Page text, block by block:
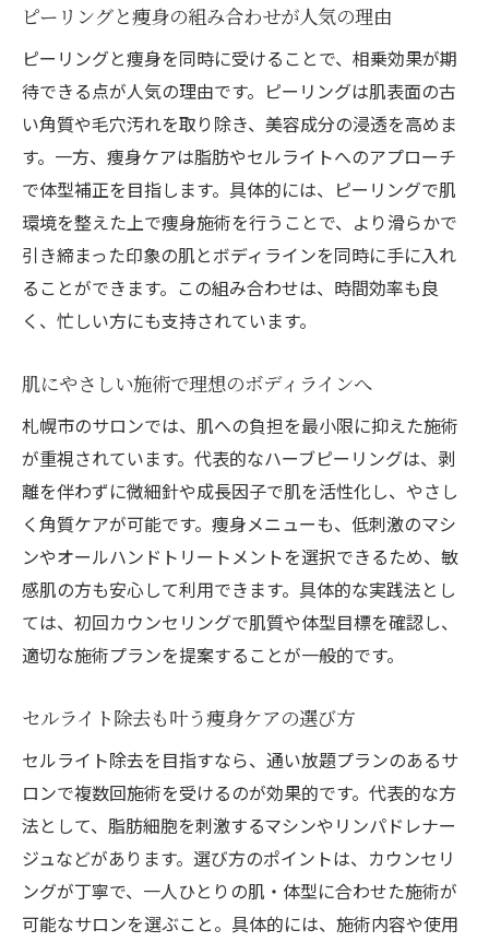
ピーリングと痩身の組み合わせが人気の理由
ピーリングと痩身を同時に受けることで、相乗効果が期
待できる点が人気の理由です。ピーリングは肌表面の古
い角質や毛穴汚れを取り除き、美容成分の浸透を高めま
す。一方、痩身ケアは脂肪やセルライトへのアプローチ
で体型補正を目指します。具体的には、ピーリングで肌
環境を整えた上で痩身施術を行うことで、より滑らかで
引き締まった印象の肌とボディラインを同時に手に入れ
ることができます。この組み合わせは、時間効率も良
く、忙しい方にも支持されています。
肌にやさしい施術で理想のボディラインへ
札幌市のサロンでは、肌への負担を最小限に抑えた施術
が重視されています。代表的なハーブピーリングは、剥
離を伴わずに微細針や成長因子で肌を活性化し、やさし
く角質ケアが可能です。痩身メニューも、低刺激のマシ
ンやオールハンドトリートメントを選択できるため、敏
感肌の方も安心して利用できます。具体的な実践法とし
ては、初回カウンセリングで肌質や体型目標を確認し、
適切な施術プランを提案することが一般的です。
セルライト除去も叶う痩身ケアの選び方
セルライト除去を目指すなら、通い放題プランのあるサ
ロンで複数回施術を受けるのが効果的です。代表的な方
法として、脂肪細胞を刺激するマシンやリンパドレナー
ジュなどがあります。選び方のポイントは、カウンセリ
ングが丁寧で、一人ひとりの肌・体型に合わせた施術が
可能なサロンを選ぶこと。具体的には、施術内容や使用